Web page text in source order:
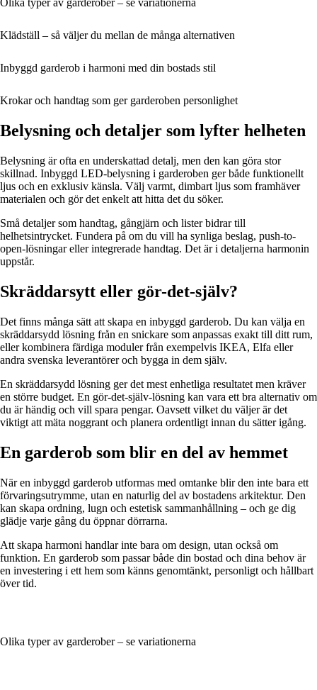
Olika typer av garderober – se variationerna
Klädställ – så väljer du mellan de många alternativen
Inbyggd garderob i harmoni med din bostads stil
Krokar och handtag som ger garderoben personlighet
Belysning och detaljer som lyfter helheten
Belysning är ofta en underskattad detalj, men den kan göra stor
skillnad. Inbyggd LED-belysning i garderoben ger både funktionellt
ljus och en exklusiv känsla. Välj varmt, dimbart ljus som framhäver
materialen och gör det enkelt att hitta det du söker.
Små detaljer som handtag, gångjärn och lister bidrar till
helhetsintrycket. Fundera på om du vill ha synliga beslag, push-to-
open-lösningar eller integrerade handtag. Det är i detaljerna harmonin
uppstår.
Skräddarsytt eller gör-det-själv?
Det finns många sätt att skapa en inbyggd garderob. Du kan välja en
skräddarsydd lösning från en snickare som anpassas exakt till ditt rum,
eller kombinera färdiga moduler från exempelvis IKEA, Elfa eller
andra svenska leverantörer och bygga in dem själv.
En skräddarsydd lösning ger det mest enhetliga resultatet men kräver
en större budget. En gör-det-själv-lösning kan vara ett bra alternativ om
du är händig och vill spara pengar. Oavsett vilket du väljer är det
viktigt att mäta noggrant och planera ordentligt innan du sätter igång.
En garderob som blir en del av hemmet
När en inbyggd garderob utformas med omtanke blir den inte bara ett
förvaringsutrymme, utan en naturlig del av bostadens arkitektur. Den
kan skapa ordning, lugn och estetisk sammanhållning – och ge dig
glädje varje gång du öppnar dörrarna.
Att skapa harmoni handlar inte bara om design, utan också om
funktion. En garderob som passar både din bostad och dina behov är
en investering i ett hem som känns genomtänkt, personligt och hållbart
över tid.
Olika typer av garderober – se variationerna